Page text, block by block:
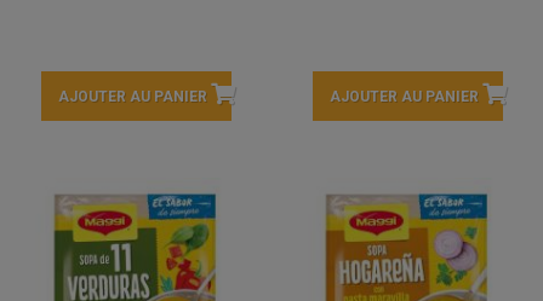
AJOUTER AU PANIER AJOUTER AU PANIER